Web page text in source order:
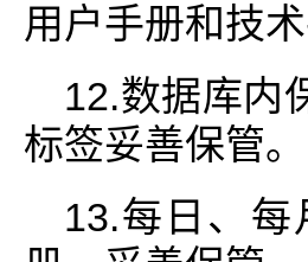
用户手册和技
12.数据库内
标签妥善保管。
13.每日、